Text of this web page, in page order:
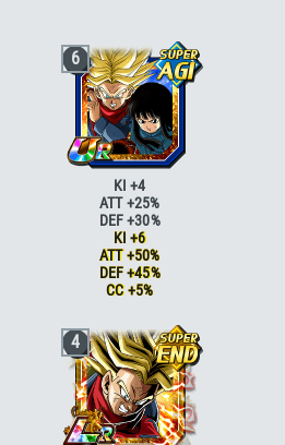
6
Paré au combat
KI +2
Paré au combatKI +2 ATT +5% DEF
+5%
Combat acharnéATT +15%
Combat acharnéATT +20%
Futur désespéréKI +1
Futur désespéréKI +2 CC +5%
KI +4
ATT +25%
DEF +30%
KI +6
ATT +50%
DEF +45%
CC +5%
4